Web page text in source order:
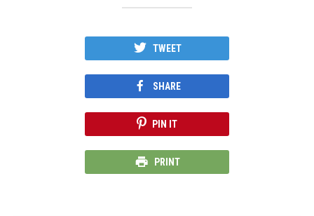
TWEET
SHARE
PIN IT
PRINT